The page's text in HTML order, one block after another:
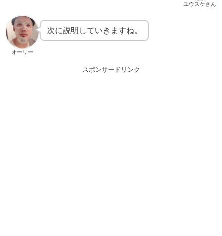
ユウスケさん
オーリー
次に説明していきますね。
スポンサードリンク